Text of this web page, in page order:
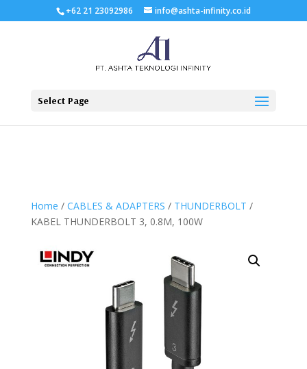
+62 21 23092986 info@ashta-infinity.co.id
Select Page
Home / CABLES & ADAPTERS / THUNDERBOLT /
KABEL THUNDERBOLT 3, 0.8M, 100W